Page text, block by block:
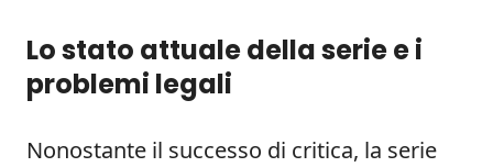
Lo stato attuale della serie e i
problemi legali
Nonostante il successo di critica, la serie